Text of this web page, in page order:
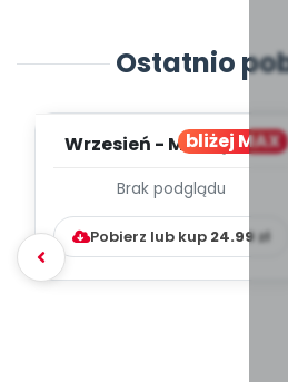
Ostatnio
bliżej MAX
Wrzesień - MIESIĘCZNY
WYCHOWAWCZO –
DYDAKTYC...
Brak podglądu
Pobierz lub kup 24.99zł